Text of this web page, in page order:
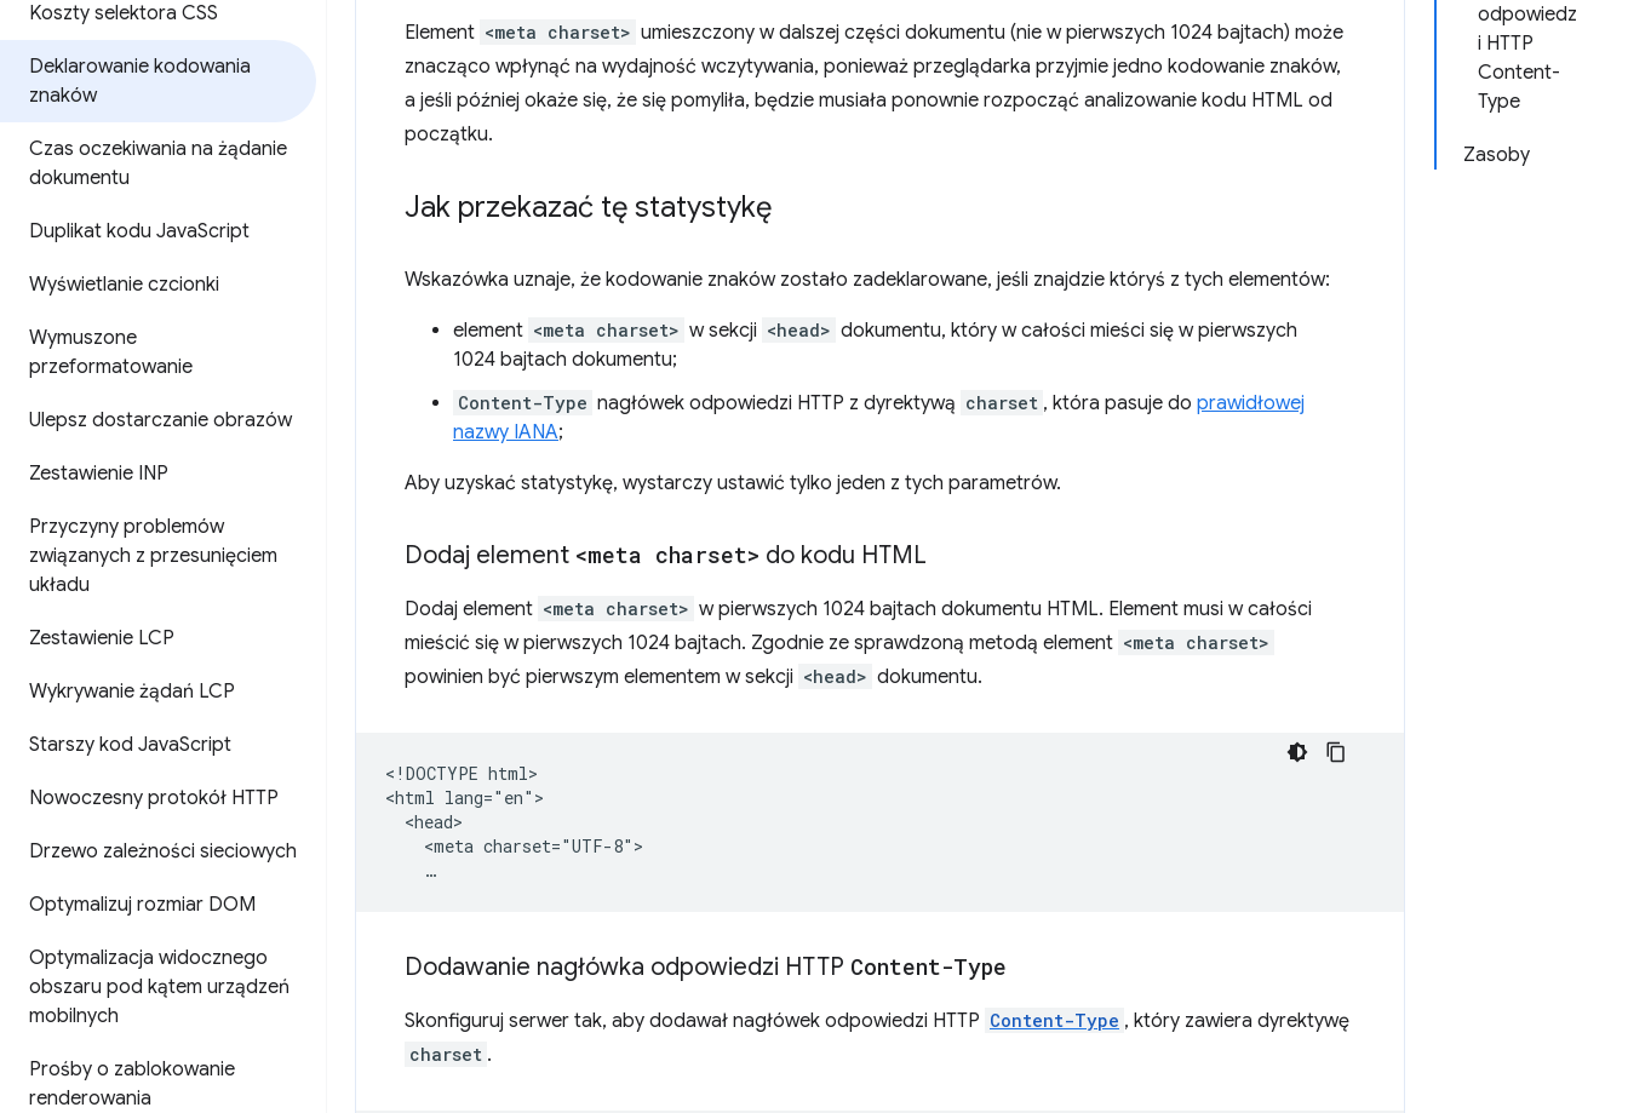
Koszty selektora CSS
Deklarowanie kodowania
znaków
Czas oczekiwania na żądanie
dokumentu
Duplikat kodu JavaScript
Wyświetlanie czcionki
Wymuszone
przeformatowanie
Ulepsz dostarczanie obrazów
Zestawienie INP
Przyczyny problemów
związanych z przesunięciem
układu
Zestawienie LCP
Wykrywanie żądań LCP
Starszy kod JavaScript
Nowoczesny protokół HTTP
Drzewo zależności sieciowych
Optymalizuj rozmiar DOM
Optymalizacja widocznego
obszaru pod kątem urządzeń
mobilnych
Prośby o zablokowanie
renderowania
odpowiedz
i HTTP
Content-
Type
Zasoby
Element <meta charset> umieszczony w dalszej części dokumentu (nie w pierwszych 1024 bajtach) może
znacząco wpłynąć na wydajność wczytywania, ponieważ przeglądarka przyjmie jedno kodowanie znaków,
a jeśli później okaże się, że się pomyliła, będzie musiała ponownie rozpocząć analizowanie kodu HTML od
początku.
Jak przekazać tę statystykę
Wskazówka uznaje, że kodowanie znaków zostało zadeklarowane, jeśli znajdzie któryś z tych elementów:
element <meta charset> w sekcji <head> dokumentu, który w całości mieści się w pierwszych
1024 bajtach dokumentu;
Content-Type nagłówek odpowiedzi HTTP z dyrektywą charset , która pasuje do prawidłowej
nazwy IANA;
Aby uzyskać statystykę, wystarczy ustawić tylko jeden z tych parametrów.
Dodaj element <meta charset> do kodu HTML
Dodaj element <meta charset> w pierwszych 1024 bajtach dokumentu HTML. Element musi w całości
mieścić się w pierwszych 1024 bajtach. Zgodnie ze sprawdzoną metodą element <meta charset>
powinien być pierwszym elementem w sekcji <head> dokumentu.
<!DOCTYPE html>
<html lang="en">
  <head>
    <meta charset="UTF-8">
Dodawanie nagłówka odpowiedzi HTTP Content-Type
Skonfiguruj serwer tak, aby dodawał nagłówek odpowiedzi HTTP Content-Type , który zawiera dyrektywę
charset .